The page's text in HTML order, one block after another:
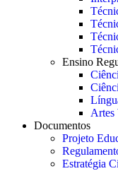
Ensino
Artes
Documentos
Projeto
Estratégia